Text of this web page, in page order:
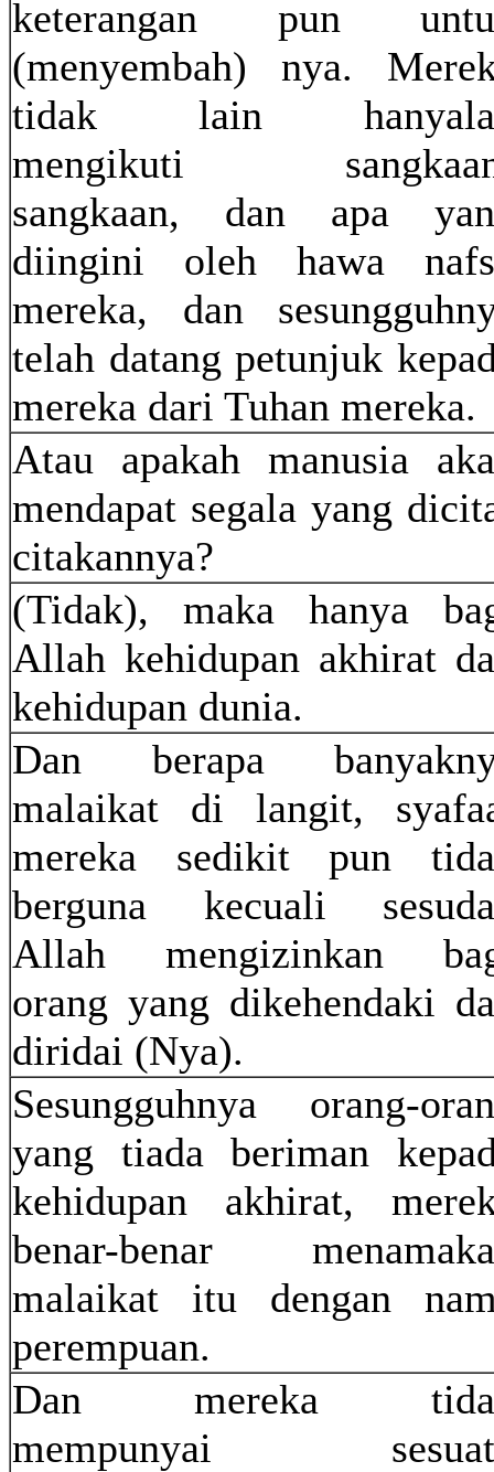
keterangan pun
(menyembah) nya.
tidak lain
mengikuti
sangkaan, dan apa
diingini oleh hawa
mereka, dan
telah datang petunjuk
mereka dari Tuhan mereka.
Atau apakah manusia
mendapat segala yang
citakannya?
(Tidak), maka hanya
Allah kehidupan akhirat
kehidupan dunia.
Dan berapa
malaikat di langit,
mereka sedikit pun
berguna kecuali
Allah mengizinkan
orang yang dikehendaki
diridai (Nya).
Sesungguhnya orang-
yang tiada beriman
kehidupan akhirat,
benar-benar
malaikat itu dengan
perempuan.
Dan mereka
mempunyai